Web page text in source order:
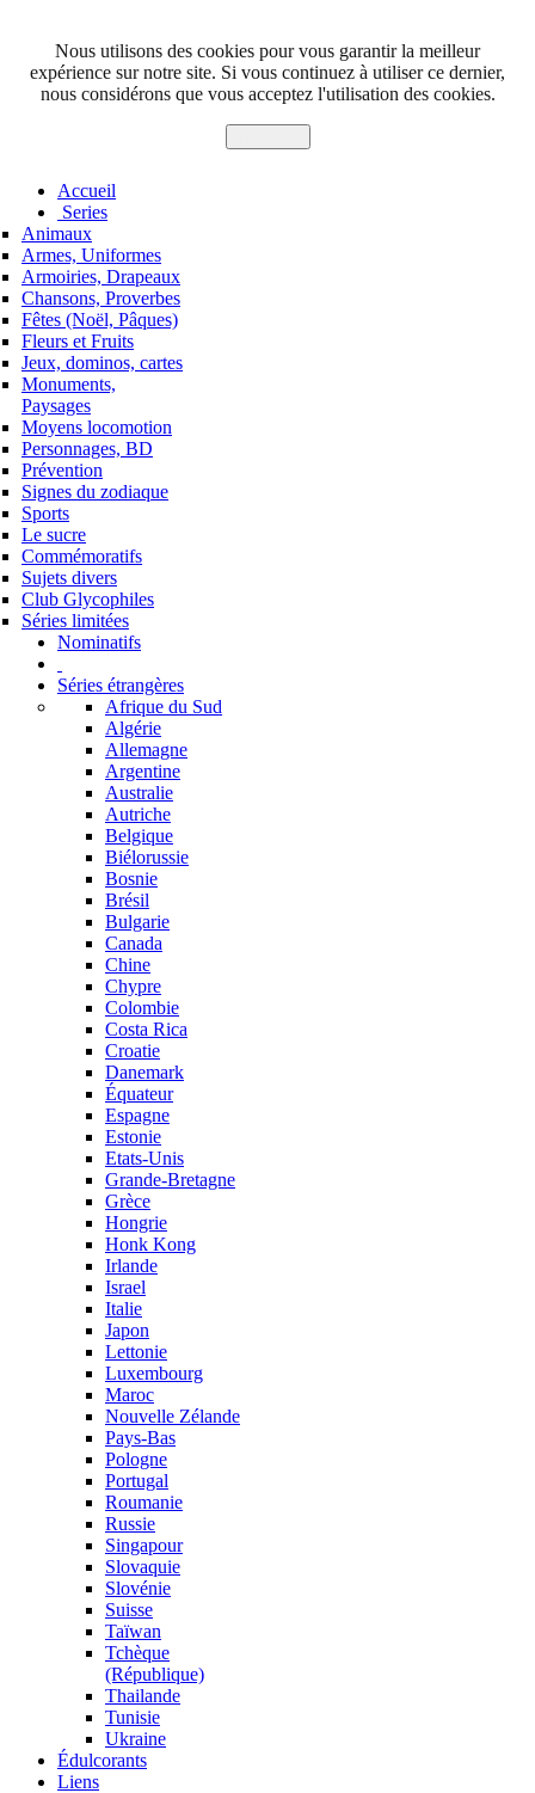
Nous utilisons des cookies pour vous garantir la meilleur
expérience sur notre site. Si vous continuez à utiliser ce dernier,
nous considérons que vous acceptez l'utilisation des cookies.
Accueil
Series
Animaux
Armes, Uniformes
Armoiries, Drapeaux
Chansons, Proverbes
Fêtes (Noël, Pâques)
Fleurs et Fruits
Jeux, dominos, cartes
Monuments,
Paysages
Moyens locomotion
Personnages, BD
Prévention
Signes du zodiaque
Sports
Le sucre
Commémoratifs
Sujets divers
Club Glycophiles
Séries limitées
Nominatifs
Séries étrangères
Afrique du Sud
Algérie
Allemagne
Argentine
Australie
Autriche
Belgique
Biélorussie
Bosnie
Brésil
Bulgarie
Canada
Chine
Chypre
Colombie
Costa Rica
Croatie
Danemark
Équateur
Espagne
Estonie
Etats-Unis
Grande-Bretagne
Grèce
Hongrie
Honk Kong
Irlande
Israel
Italie
Japon
Lettonie
Luxembourg
Maroc
Nouvelle Zélande
Pays-Bas
Pologne
Portugal
Roumanie
Russie
Singapour
Slovaquie
Slovénie
Suisse
Taïwan
Tchèque
(République)
Thailande
Tunisie
Ukraine
Édulcorants
Liens